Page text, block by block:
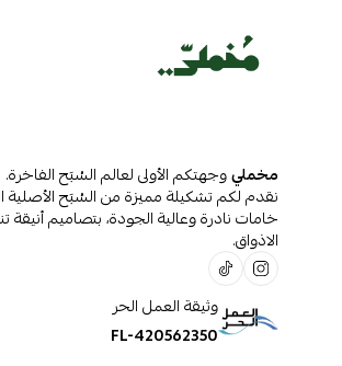
مخمليوجهتكم الأولى لعالم السُبَح الفاخرة.
نقدم لكم تشكيلة مميزة من السُبَح
خامات نادرة وعالية الجودة، بتصاميم
الاذواق.
وثيقة العمل الحر
FL-420562350